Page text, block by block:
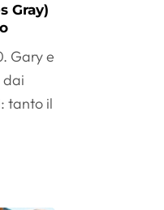
Gray)
Gary e
dai
tanto il